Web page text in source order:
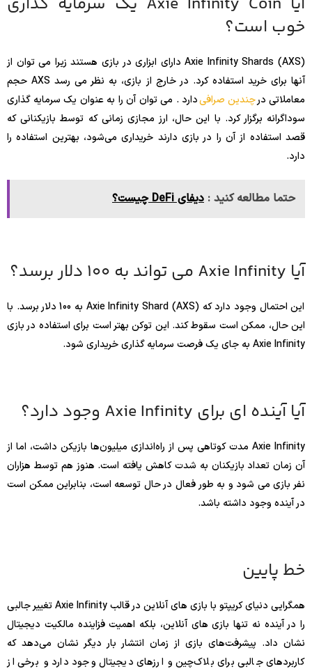
خوب است؟
Axie Infinity Shards (AXS) دارای ابزاری در بازی هستند زیرا می توان از
آنها برای خرید استفاده کرد. در خارج از بازی، به نظر می رسد AXS حجم
معاملاتی درچندین صرافیدارد . می توان آن را به عنوان یک سرمایه گذاری
سوداگرانه برگزار کرد. با این حال، ارز مجازی زمانی که توسط بازیکنانی که
قصد استفاده از آن را در بازی دارند خریداری می‌شود، بهترین استفاده را
دارد.
حتما مطالعه کنید : دیفای DeFi چیست؟
آیا Axie Infinity می تواند به 100 دلار برسد؟
این احتمال وجود دارد که Axie Infinity Shard (AXS) به 100 دلار برسد. با
این حال، ممکن است سقوط کند. این توکن بهتر است برای استفاده در بازی
Axie Infinity به جای یک فرصت سرمایه گذاری خریداری شود.
آیا آینده ای برای Axie Infinity وجود دارد؟
Axie Infinity مدت کوتاهی پس از راه‌اندازی میلیون‌ها بازیکن داشت، اما از
آن زمان تعداد بازیکنان به شدت کاهش یافته است. هنوز هم توسط هزاران
نفر بازی می شود و به طور فعال در حال توسعه است، بنابراین ممکن است
در آینده وجود داشته باشد.
خط پایین
همگرایی دنیای کریپتو با بازی های آنلاین در قالب Axie Infinity تغییر جالبی
را در آینده نه تنها بازی های آنلاین، بلکه اهمیت فزاینده مالکیت دیجیتال
نشان داد. پیشرفت‌های بازی از زمان انتشار بار دیگر نشان می‌دهد که
کاربردهای جالبی برای بلاک‌چین و ارزهای دیجیتال وجود دارد و برخی از